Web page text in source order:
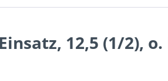
12,5 (1/2),